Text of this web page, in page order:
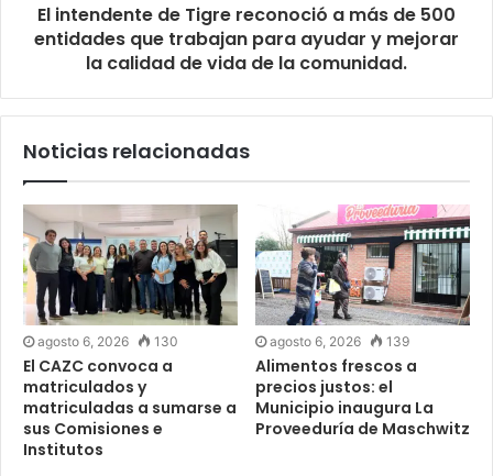
El intendente de Tigre reconoció a más de 500
entidades que trabajan para ayudar y mejorar
la calidad de vida de la comunidad.
Noticias relacionadas
agosto 6, 2026 130
El CAZC convoca a
matriculados y
matriculadas a sumarse a
sus Comisiones e
Institutos
agosto 6, 2026 139
Alimentos frescos a
precios justos: el
Municipio inaugura La
Proveeduría de Maschwitz